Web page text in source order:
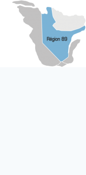
Aller
contenu